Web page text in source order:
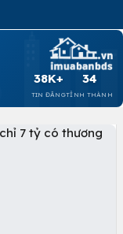
38K+
TIN ĐĂNG
34
TỈNH THÀNH